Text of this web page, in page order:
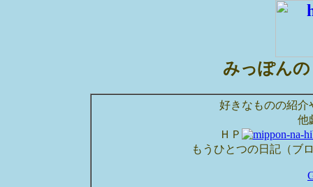
みっぽん
好きなものの紹介
他
ＨＰ
もうひとつの日記（ブ